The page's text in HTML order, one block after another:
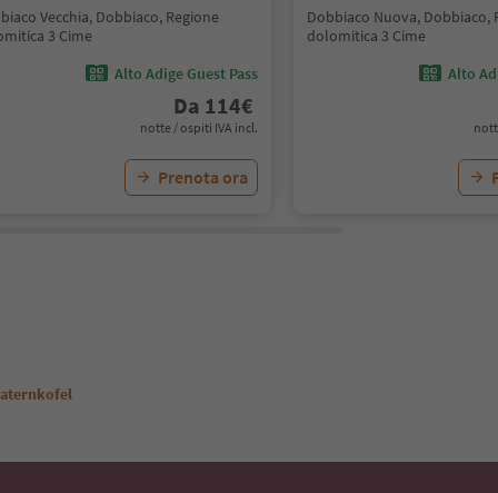
Vecchia, Dobbiaco, Regione
3 Cime
Alto Adige Guest Pass
Da 114€
notte / ospiti IVA incl.
Prenota ora
Dobbiaco Nuova, Dobbiaco,
dolomitica 3 Cime
Alto